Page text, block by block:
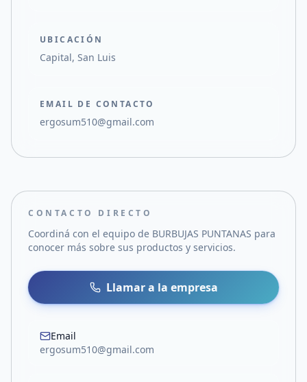
UBICACIÓN
Capital, San Luis
EMAIL DE CONTACTO
ergosum510@gmail.com
CONTACTO DIRECTO
Coordiná con el equipo de BURBUJAS PUNTANAS para
conocer más sobre sus productos y servicios.
Llamar a la empresa
Email
ergosum510@gmail.com